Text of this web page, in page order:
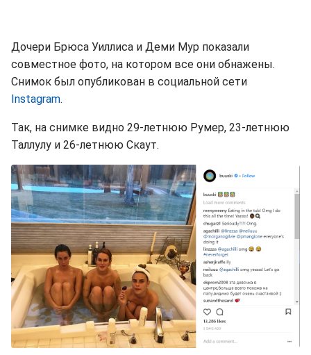
Дочери Брюса Уиллиса и Деми Мур показали
совместное фото, на котором все они обнажены.
Снимок был опубликован в социальной сети
Instagram.
Так, на снимке видно 29-летнюю Румер, 23-летнюю
Таллулу и 26-летнюю Скаут.